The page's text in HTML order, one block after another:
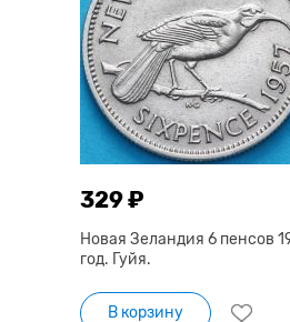
329 ₽
Новая Зеландия 6 пенсов
год. Гуйя.
В корзину